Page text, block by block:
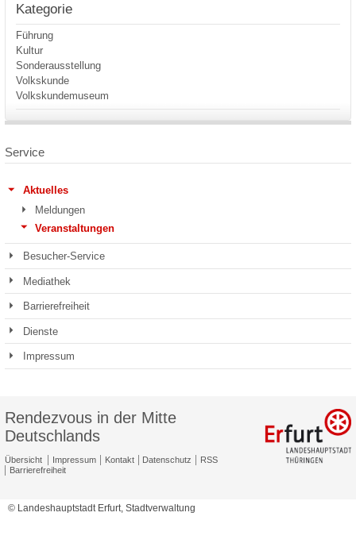
Kategorie
Führung
Kultur
Sonderausstellung
Volkskunde
Volkskundemuseum
Service
Aktuelles
Meldungen
Veranstaltungen
Besucher-Service
Mediathek
Barrierefreiheit
Dienste
Impressum
Rendezvous in der Mitte
Deutschlands
Übersicht Impressum Kontakt Datenschutz
RSS
Barrierefreiheit
© Landeshauptstadt Erfurt, Stadtverwaltung